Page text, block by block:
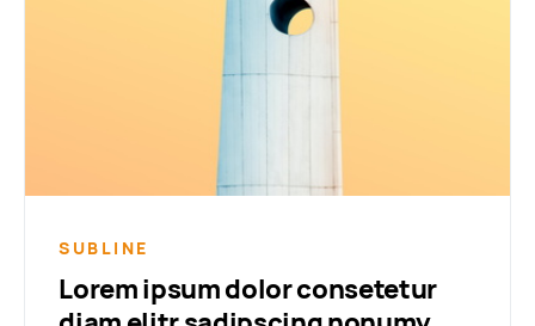
SUBLINE
Lorem ipsum dolor consetetur